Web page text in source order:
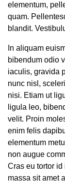
elementum,
quam.
blandit.
In aliquam
bibendum odio
iaculis, gravida
nunc nisl,
nisi. Etiam ut
ligula leo,
velit. Proin
enim felis
elementum
non augue
Cras eu tortor
massa sit amet